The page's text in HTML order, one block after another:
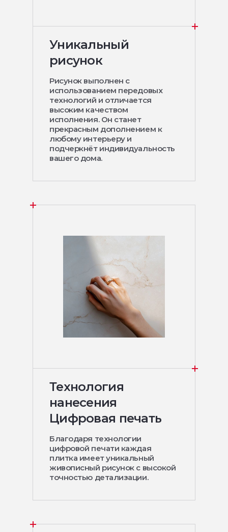
Уникальный
рисунок
Рисунок выполнен с
использованием передовых
технологий и отличается
высоким качеством
исполнения. Он станет
прекрасным дополнением к
любому интерьеру и
подчеркнёт индивидуальность
вашего дома.
Технология
нанесения
Цифровая печать
Благодаря технологии
цифровой печати каждая
плитка имеет уникальный
живописный рисунок с высокой
точностью детализации.